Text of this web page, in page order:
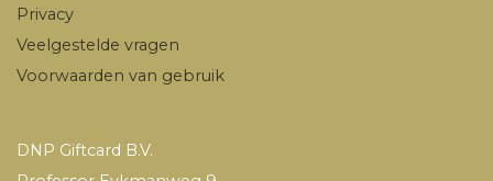
Privacy
Veelgestelde vragen
Voorwaarden van gebruik
DNP Giftcard B.V.